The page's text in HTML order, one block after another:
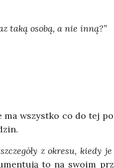
taką osobą, a nie inną?”
ma wszystko co do tej
z okresu, kiedy
to na swoim